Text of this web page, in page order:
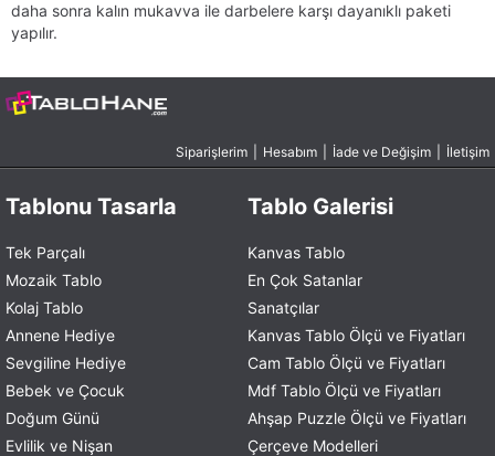
daha sonra kalın mukavva ile darbelere karşı dayanıklı paketi
yapılır.
Siparişlerim Hesabım İade ve Değişim İletişim
Tablonu Tasarla
Tek Parçalı
Mozaik Tablo
Kolaj Tablo
Annene Hediye
Sevgiline Hediye
Bebek ve Çocuk
Doğum Günü
Evlilik ve Nişan
Tablo Galerisi
Kanvas Tablo
En Çok Satanlar
Sanatçılar
Kanvas Tablo Ölçü ve Fiyatları
Cam Tablo Ölçü ve Fiyatları
Mdf Tablo Ölçü ve Fiyatları
Ahşap Puzzle Ölçü ve Fiyatları
Çerçeve Modelleri